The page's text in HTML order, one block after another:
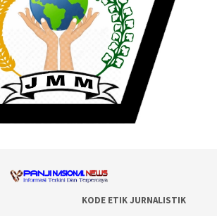
KODE ETIK JURNALISTIK